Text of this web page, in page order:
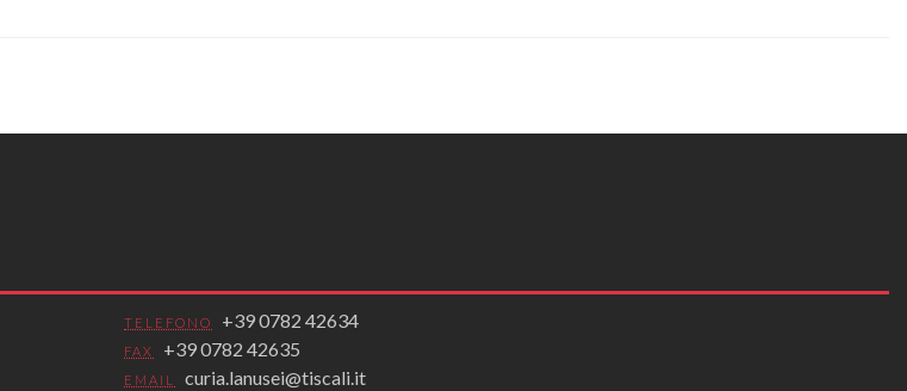
TELEFONO +39 0782 42634
FAX +39 0782 42635
EMAIL curia.lanusei@tiscali.it